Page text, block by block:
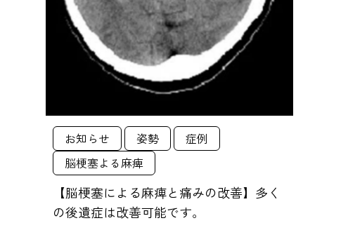
お知らせ 姿勢
症例
脳梗塞よる麻痺
【脳梗塞による麻痺と痛みの改善】多く
の後遺症は改善可能です。